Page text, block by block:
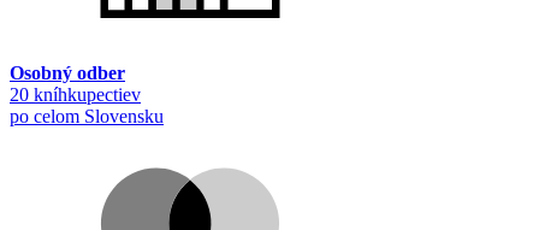
Osobný odber
20 kníhkupectiev
po celom Slovensku